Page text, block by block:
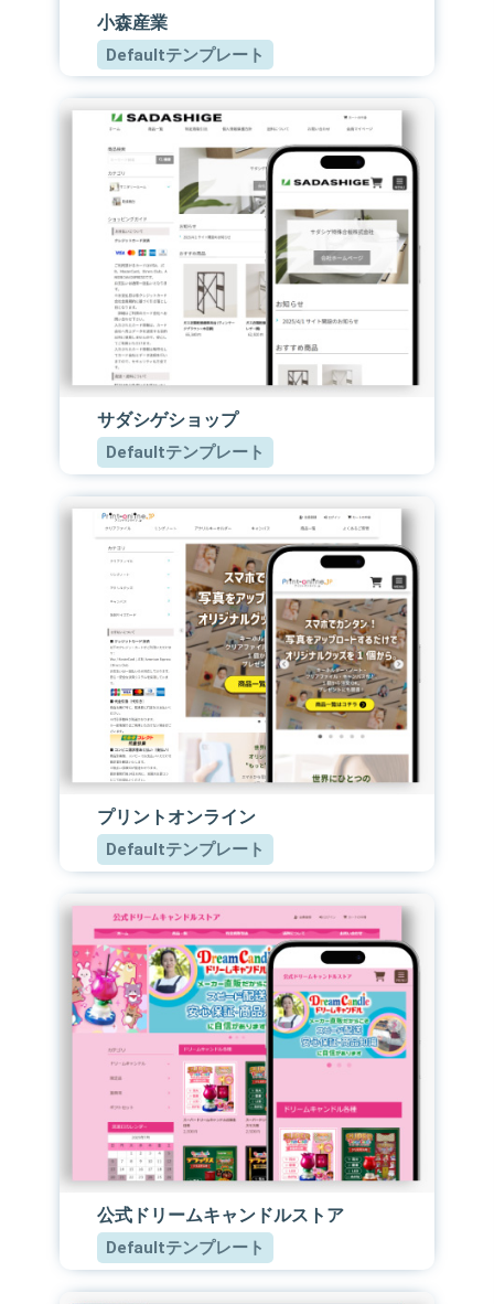
小森産業
Defaultテンプレート
サダシゲショップ
Defaultテンプレート
プリントオンライン
Defaultテンプレート
公式ドリームキャンドルストア
Defaultテンプレート